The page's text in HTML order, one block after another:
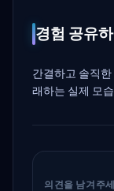
경험 공유하
간결하고 솔직
래하는 실제 모
의견을 남겨주